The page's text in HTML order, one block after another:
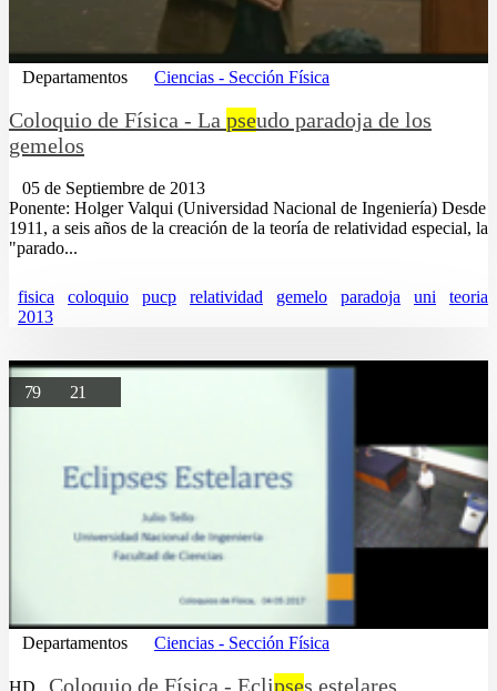
Departamentos Ciencias - Sección Física
Coloquio de Física - La pseudo paradoja de los
gemelos
05 de Septiembre de 2013
Ponente: Holger Valqui (Universidad Nacional de Ingeniería) Desde
1911, a seis años de la creación de la teoría de relatividad especial, la
"parado...
fisica coloquio pucp relatividad gemelo paradoja uni
teoria
2013
79 21
Departamentos Ciencias - Sección Física
HD Coloquio de Física - Eclipses estelares